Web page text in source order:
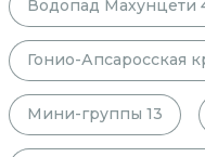
Водопад Махунцети
Гонио-Апсаросская
Мини-группы 13